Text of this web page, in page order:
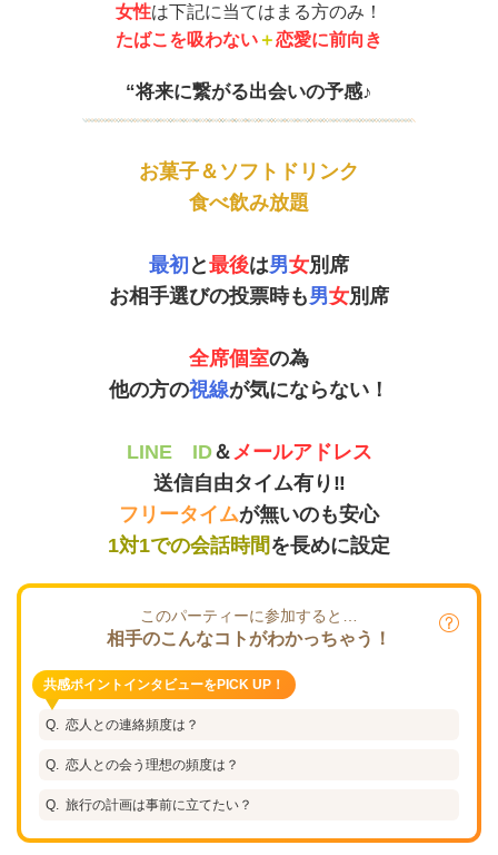
女性は下記に当てはまる方のみ！
たばこを吸わない＋恋愛に前向き
“将来に繋がる出会いの予感♪
お菓子＆ソフトドリンク
食べ飲み放題
最初 と最後は男女別席
お相手選びの投票時も男女別席
全席個室の為
他の方の視線が気にならない！
LINE ID＆ メールアドレス
送信自由タイム有り‼
フリータイムが無いのも安心
1対1での会話時間 を長めに設定
このパーティーに参加すると…
相手のこんなコトがわかっちゃう！
共感ポイントインタビューをPICK UP！
恋人との連絡頻度は？
恋人との会う理想の頻度は？
旅行の計画は事前に立てたい？